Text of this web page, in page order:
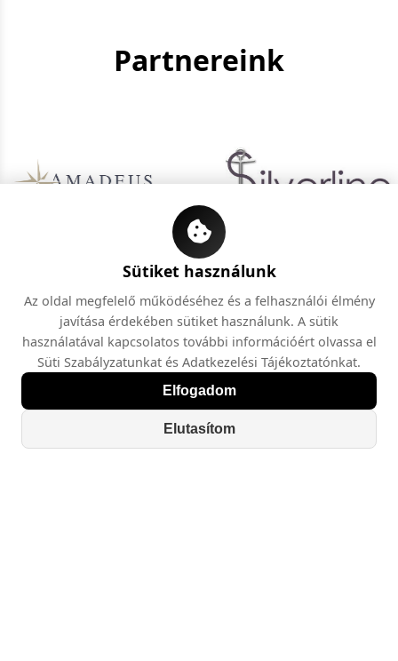
Partnereink
Sütiket használunk
Az oldal megfelelő működéséhez és a felhasználói élmény
javítása érdekében sütiket használunk. A sütik
használatával kapcsolatos további információért olvassa el
Süti Szabályzatunkat és Adatkezelési Tájékoztatónkat.
Elfogadom
Elutasítom